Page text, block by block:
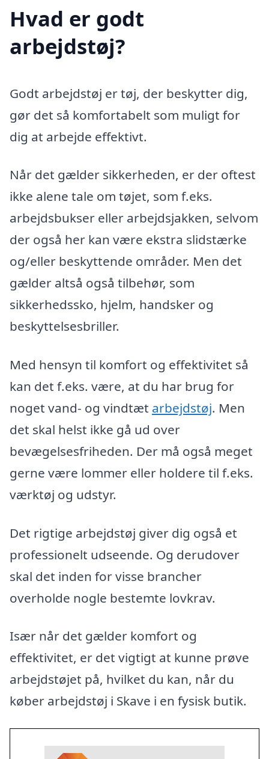
Hvad er godt
arbejdstøj?
Godt arbejdstøj er tøj, der beskytter dig,
gør det så komfortabelt som muligt for
dig at arbejde effektivt.
Når det gælder sikkerheden, er der oftest
ikke alene tale om tøjet, som f.eks.
arbejdsbukser eller arbejdsjakken, selvom
der også her kan være ekstra slidstærke
og/eller beskyttende områder. Men det
gælder altså også tilbehør, som
sikkerhedssko, hjelm, handsker og
beskyttelsesbriller.
Med hensyn til komfort og effektivitet så
kan det f.eks. være, at du har brug for
noget vand- og vindtæt arbejdstøj. Men
det skal helst ikke gå ud over
bevægelsesfriheden. Der må også meget
gerne være lommer eller holdere til f.eks.
værktøj og udstyr.
Det rigtige arbejdstøj giver dig også et
professionelt udseende. Og derudover
skal det inden for visse brancher
overholde nogle bestemte lovkrav.
Især når det gælder komfort og
effektivitet, er det vigtigt at kunne prøve
arbejdstøjet på, hvilket du kan, når du
køber arbejdstøj i Skave i en fysisk butik.